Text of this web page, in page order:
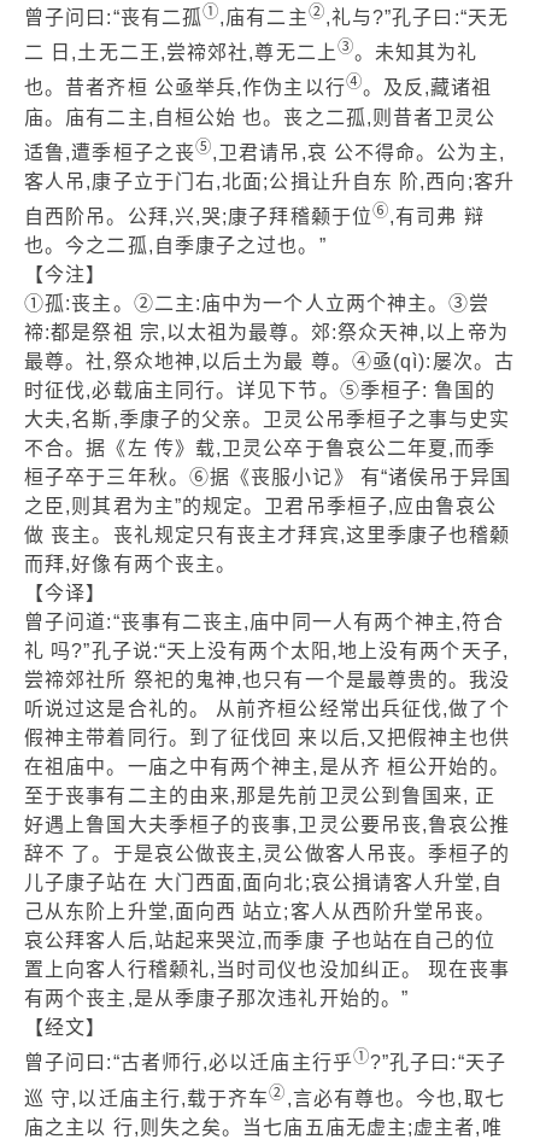
曾子问曰:“丧有二孤①,庙有二主②,礼与?”孔子曰:“天无
二 日,土无二王,尝禘郊社,尊无二上③。未知其为礼
也。昔者齐桓 公亟举兵,作伪主以行④。及反,藏诸祖
庙。庙有二主,自桓公始 也。丧之二孤,则昔者卫灵公
适鲁,遭季桓子之丧⑤,卫君请吊,哀 公不得命。公为主,
客人吊,康子立于门右,北面;公揖让升自东 阶,西向;客升
自西阶吊。公拜,兴,哭;康子拜稽颡于位⑥,有司弗 辩
也。今之二孤,自季康子之过也。”
【今注】
①孤:丧主。②二主:庙中为一个人立两个神主。③尝
禘:都是祭祖 宗,以太祖为最尊。郊:祭众天神,以上帝为
最尊。社,祭众地神,以后土为最 尊。④亟(qì):屡次。古
时征伐,必载庙主同行。详见下节。⑤季桓子: 鲁国的
大夫,名斯,季康子的父亲。卫灵公吊季桓子之事与史实
不合。据《左 传》载,卫灵公卒于鲁哀公二年夏,而季
桓子卒于三年秋。⑥据《丧服小记》 有“诸侯吊于异国
之臣,则其君为主”的规定。卫君吊季桓子,应由鲁哀公
做 丧主。丧礼规定只有丧主才拜宾,这里季康子也稽颡
而拜,好像有两个丧主。
【今译】
曾子问道:“丧事有二丧主,庙中同一人有两个神主,符合
礼 吗?”孔子说:“天上没有两个太阳,地上没有两个天子,
尝禘郊社所 祭祀的鬼神,也只有一个是最尊贵的。我没
听说过这是合礼的。 从前齐桓公经常出兵征伐,做了个
假神主带着同行。到了征伐回 来以后,又把假神主也供
在祖庙中。一庙之中有两个神主,是从齐 桓公开始的。
至于丧事有二主的由来,那是先前卫灵公到鲁国来, 正
好遇上鲁国大夫季桓子的丧事,卫灵公要吊丧,鲁哀公推
辞不 了。于是哀公做丧主,灵公做客人吊丧。季桓子的
儿子康子站在 大门西面,面向北;哀公揖请客人升堂,自
己从东阶上升堂,面向西 站立;客人从西阶升堂吊丧。
哀公拜客人后,站起来哭泣,而季康 子也站在自己的位
置上向客人行稽颡礼,当时司仪也没加纠正。 现在丧事
有两个丧主,是从季康子那次违礼开始的。”
【经文】
曾子问曰:“古者师行,必以迁庙主行乎①?”孔子曰:“天子
巡 守,以迁庙主行,载于齐车② ,言必有尊也。今也,取七
庙之主以 行,则失之矣。当七庙五庙无虚主;虚主者,唯